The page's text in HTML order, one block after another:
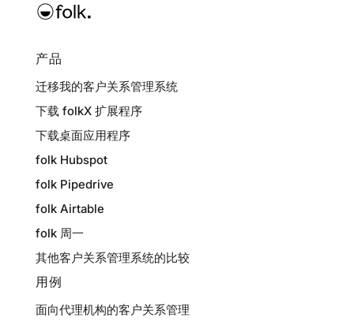
产品
迁移我的客户关系管理系统
下载 folkX 扩展程序
下载桌面应用程序
folk Hubspot
folk Pipedrive
folk Airtable
folk 周一
其他客户关系管理系统的比较
用例
面向代理机构的客户关系管理